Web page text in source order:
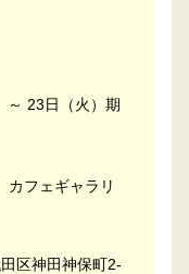
～ 23日（火）期
フェギャラリ
区神田神保町2-